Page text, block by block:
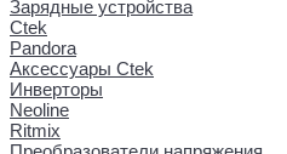
Зарядные устройства
Ctek
Pandora
Аксессуары Ctek
Инверторы
Neoline
Ritmix